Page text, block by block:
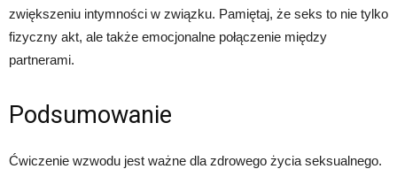
zwiększeniu intymności w związku. Pamiętaj, że seks to nie tylko
fizyczny akt, ale także emocjonalne połączenie między
partnerami.
Podsumowanie
Ćwiczenie wzwodu jest ważne dla zdrowego życia seksualnego.